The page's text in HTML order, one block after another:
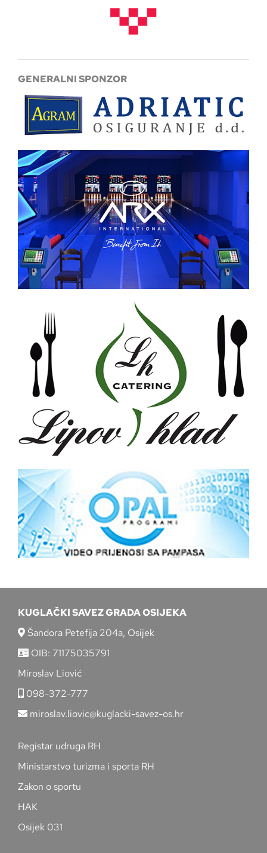
GENERALNI SPONZOR
KUGLAČKI SAVEZ GRADA OSIJEKA
Šandora Petefija 204a, Osijek
OIB: 71175035791
Miroslav Liović
098-372-777
miroslav.liovic@kuglacki-savez-os.hr
Registar udruga RH
Ministarstvo turizma i sporta RH
Zakon o sportu
HAK
Osijek 031